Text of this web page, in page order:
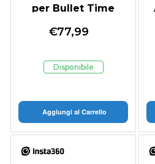
per Bullet Time
€77,99
Disponibile
Aggiungi al Carrello